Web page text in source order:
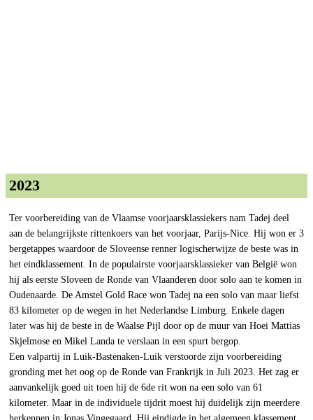
2023
Ter voorbereiding van de Vlaamse voorjaarsklassiekers nam Tadej deel
aan de belangrijkste rittenkoers van het voorjaar, Parijs-Nice. Hij won er 3
bergetappes waardoor de Sloveense renner logischerwijze de beste was in
het eindklassement. In de populairste voorjaarsklassieker van België won
hij als eerste Sloveen de Ronde van Vlaanderen door solo aan te komen in
Oudenaarde. De Amstel Gold Race won Tadej na een solo van maar liefst
83 kilometer op de wegen in het Nederlandse Limburg. Enkele dagen
later was hij de beste in de Waalse Pijl door op de muur van Hoei Mattias
Skjelmose en Mikel Landa te verslaan in een spurt bergop.
Een valpartij in Luik-Bastenaken-Luik verstoorde zijn voorbereiding
gronding met het oog op de Ronde van Frankrijk in Juli 2023. Het zag er
aanvankelijk goed uit toen hij de 6de rit won na een solo van 61
kilometer. Maar in de individuele tijdrit moest hij duidelijk zijn meerdere